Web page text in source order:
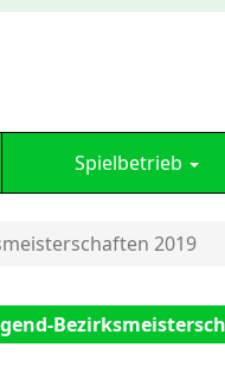
Spielbetrieb
2019